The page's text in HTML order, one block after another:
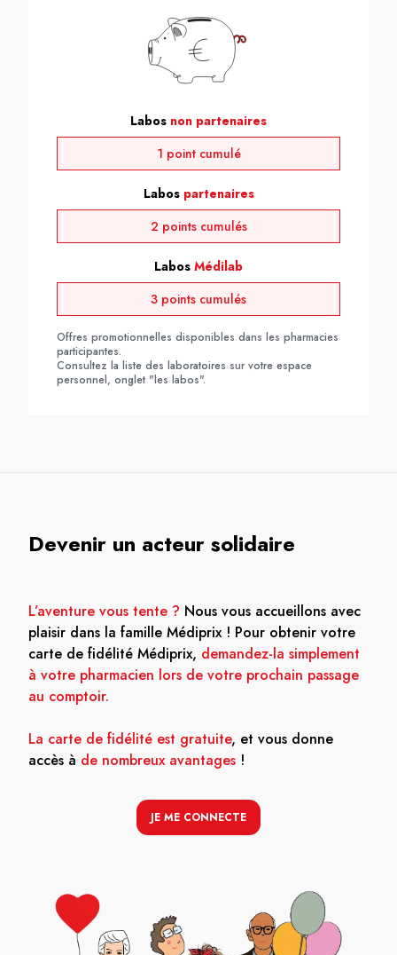
Labos non partenaires
1 point cumulé
Labos partenaires
2 points cumulés
Labos Médilab
3 points cumulés
Offres promotionnelles disponibles dans les pharmacies
participantes.
Consultez la liste des laboratoires sur votre espace
personnel, onglet "les labos".
Devenir un acteur solidaire
L’aventure vous tente ? Nous vous accueillons avec
plaisir dans la famille Médiprix ! Pour obtenir votre
carte de fidélité Médiprix, demandez-la simplement
à votre pharmacien lors de votre prochain passage
au comptoir.
La carte de fidélité est gratuite, et vous donne
accès à de nombreux avantages !
JE ME CONNECTE